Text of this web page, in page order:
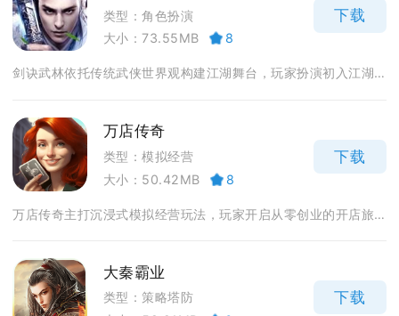
类型：角色扮演
大小：73.55MB
8
下载
剑诀武林依托传统武侠世界观构建江湖舞台，玩家扮演初入江湖...
万店传奇
类型：模拟经营
大小：50.42MB
8
下载
万店传奇主打沉浸式模拟经营玩法，玩家开启从零创业的开店旅...
大秦霸业
类型：策略塔防
下载